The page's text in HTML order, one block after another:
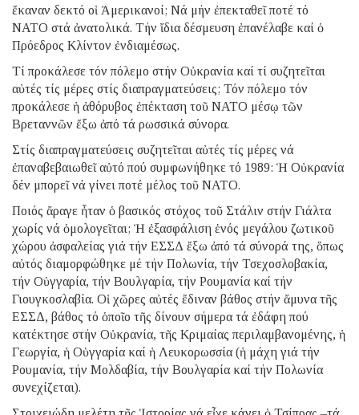
ἔκαναν δεκτό οἱ Ἀμερικανοί; Νά μήν ἐπεκταθεῖ ποτέ τό
ΝΑΤΟ στά ἀνατολικά. Τήν ἴδια δέσμευση ἐπανέλαβε καί ὁ
Πρόεδρος Κλίντον ἐνδιαμέσως.
Τί προκάλεσε τόν πόλεμο στήν Οὐκρανία καί τί συζητεῖται
αὐτές τίς μέρες στίς διαπραγματεύσεις; Τόν πόλεμο τόν
προκάλεσε ἡ ἀθόρυβος ἐπέκταση τοῦ ΝΑΤΟ μέσῳ τῶν
Βρεταννῶν ἔξω ἀπό τά ρωσσικά σύνορα.
Στίς διαπραγματεύσεις συζητεῖται αὐτές τίς μέρες νά
ἐπαναβεβαιωθεῖ αὐτό πού συμφωνήθηκε τό 1989: Ἡ Οὐκρανία
δέν μπορεῖ νά γίνει ποτέ μέλος τοῦ ΝΑΤΟ.
Ποιός ἄραγε ἦταν ὁ βασικός στόχος τοῦ Στάλιν στήν Γιάλτα
χωρίς νά ὁμολογεῖται; Ἡ ἐξασφάλιση ἑνός μεγάλου ζωτικοῦ
χώρου ἀσφαλείας γιά τήν ΕΣΣΔ ἔξω ἀπό τά σύνορά της, ὅπως
αὐτός διαμορφώθηκε μέ τήν Πολωνία, τήν Τσεχοσλοβακία,
τήν Οὑγγαρία, τήν Βουλγαρία, τήν Ρουμανία καί τήν
Γιουγκοσλαβία. Οἱ χῶρες αὐτές ἔδιναν βάθος στήν ἄμυνα τῆς
ΕΣΣΔ, βάθος τό ὁποῖο τῆς δίνουν σήμερα τά ἐδάφη πού
κατέκτησε στήν Οὐκρανία, τῆς Κριμαίας περιλαμβανομένης, ἡ
Γεωργία, ἡ Οὑγγαρία καί ἡ Λευκορωσσία (ἡ μάχη γιά τήν
Ρουμανία, τήν Μολδαβία, τήν Βουλγαρία καί τήν Πολωνία
συνεχίζεται).